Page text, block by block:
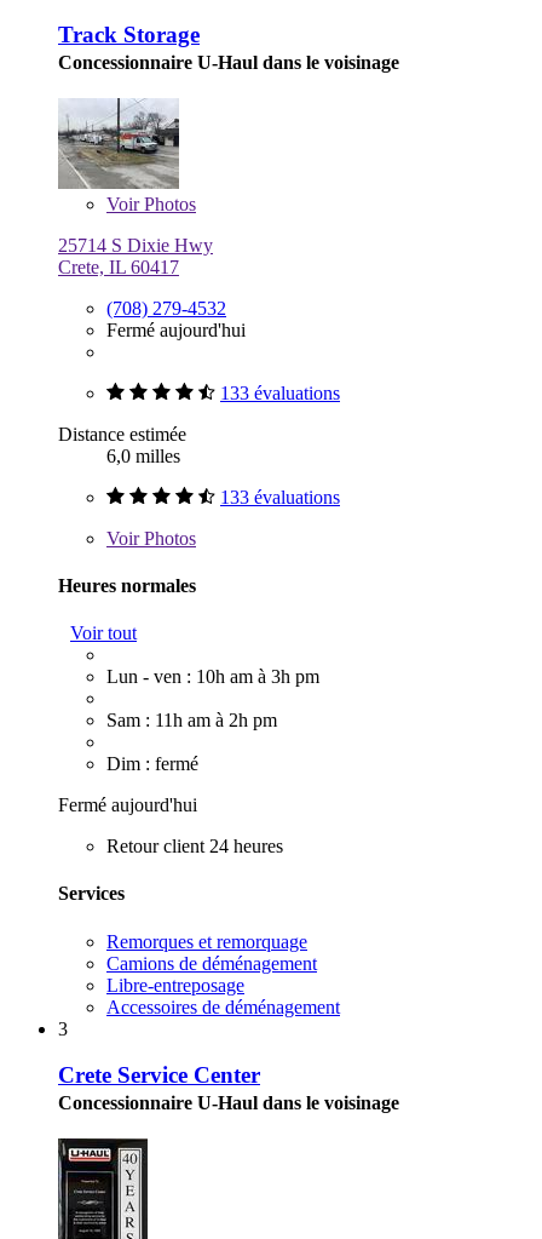
Track Storage
Concessionnaire U-Haul dans le voisinage
VoirPhotos
25714 S Dixie Hwy
Crete, IL 60417
(708) 279-4532
Fermé aujourd'hui
133 évaluations
Distance estimée
6,0 milles
133 évaluations
VoirPhotos
Heures normales
Voir tout
Lun - ven : 10h am à 3h pm
Sam : 11h am à 2h pm
Dim : fermé
Fermé aujourd'hui
Retour client 24 heures
Services
Remorques et remorquage
Camions de déménagement
Libre-entreposage
Accessoires de déménagement
3
Crete Service Center
Concessionnaire U-Haul dans le voisinage